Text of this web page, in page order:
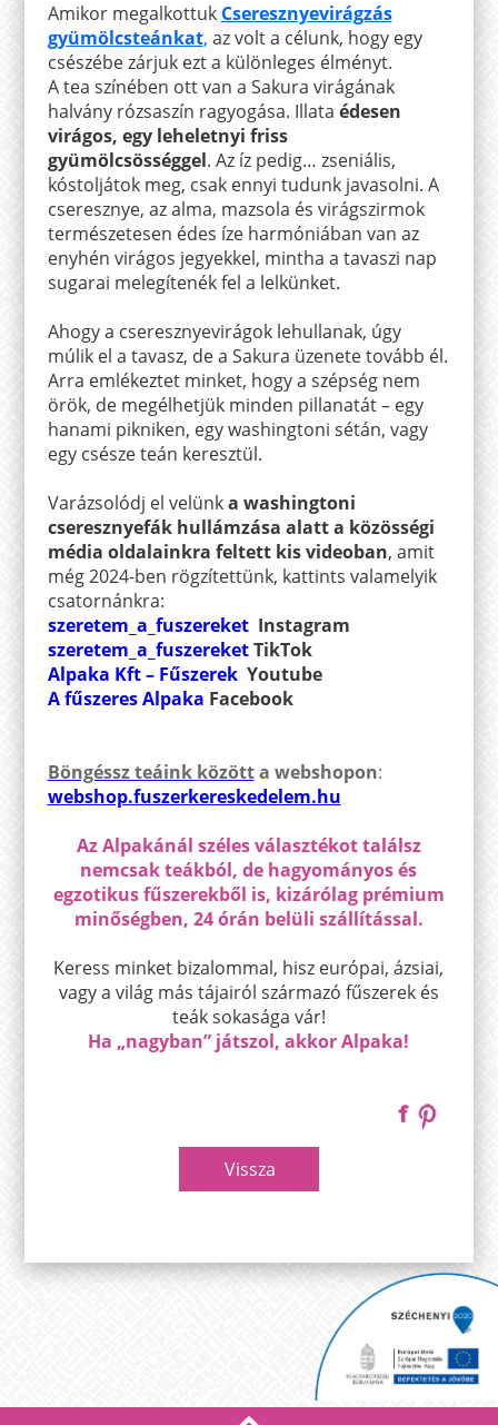
Amikor megalkottuk Cseresznyevirágzás
gyümölcsteánkat, az volt a célunk, hogy egy
csészébe zárjuk ezt a különleges élményt.
A tea színében ott van a Sakura virágának
halvány rózsaszín ragyogása. Illata édesen
virágos, egy leheletnyi friss
gyümölcsösséggel. Az íz pedig… zseniális,
kóstoljátok meg, csak ennyi tudunk javasolni. A
cseresznye, az alma, mazsola és virágszirmok
természetesen édes íze harmóniában van az
enyhén virágos jegyekkel, mintha a tavaszi nap
sugarai melegítenék fel a lelkünket.
Ahogy a cseresznyevirágok lehullanak, úgy
múlik el a tavasz, de a Sakura üzenete tovább él.
Arra emlékeztet minket, hogy a szépség nem
örök, de megélhetjük minden pillanatát – egy
hanami pikniken, egy washingtoni sétán, vagy
egy csésze teán keresztül.
Varázsolódj el velünka washingtoni
cseresznyefák hullámzása alatt a közösségi
média oldalainkra feltett kis videoban, amit
még 2024-ben rögzítettünk, kattints valamelyik
csatornánkra:
szeretem_a_fuszereketInstagram
szeretem_a_fuszereketTikTok
Alpaka Kft – Fűszerek Youtube
A fűszeres Alpaka Facebook
Böngéssz teáink közötta webshopon:
webshop.fuszerkereskedelem.hu
Az Alpakánál széles választékot találsz
nemcsak teákból, de hagyományos és
egzotikus fűszerekből is, kizárólag prémium
minőségben, 24 órán belüli szállítással.
Keress minket bizalommal, hisz európai, ázsiai,
vagy a világ más tájairól származó fűszerek és
teák sokasága vár!
Ha „nagyban” játszol, akkor Alpaka!
Vissza